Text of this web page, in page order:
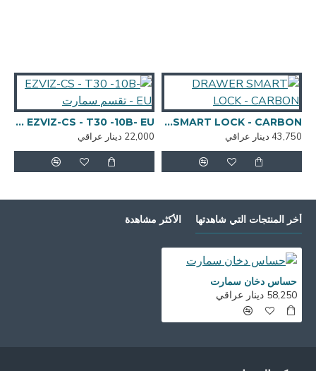
DRAWER SMART LOCK - CARBON
43,750 دينار عراقي
EZVIZ-CS - T30 -10B- EU - تقسم سمارت
22,000 دينار عراقي
أخر المنتجات التي شاهدتها الأكثر مشاهدة
حساس دخان سمارت
58,250 دينار عراقي